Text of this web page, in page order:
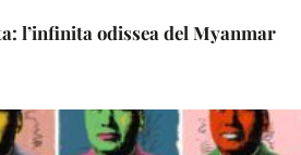
l’infinita odissea del Myanmar